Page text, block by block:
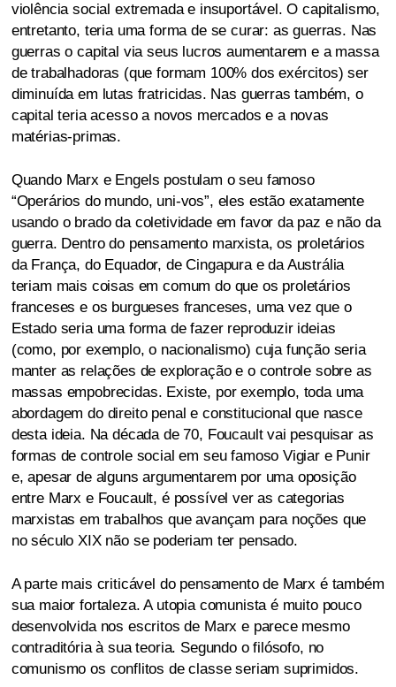
violência social extremada e insuportável. O capitalismo,
entretanto, teria uma forma de se curar: as guerras. Nas
guerras o capital via seus lucros aumentarem e a massa
de trabalhadoras (que formam 100% dos exércitos) ser
diminuída em lutas fratricidas. Nas guerras também, o
capital teria acesso a novos mercados e a novas
matérias-primas.
Quando Marx e Engels postulam o seu famoso
“Operários do mundo, uni-vos”, eles estão exatamente
usando o brado da coletividade em favor da paz e não da
guerra. Dentro do pensamento marxista, os proletários
da França, do Equador, de Cingapura e da Austrália
teriam mais coisas em comum do que os proletários
franceses e os burgueses franceses, uma vez que o
Estado seria uma forma de fazer reproduzir ideias
(como, por exemplo, o nacionalismo) cuja função seria
manter as relações de exploração e o controle sobre as
massas empobrecidas. Existe, por exemplo, toda uma
abordagem do direito penal e constitucional que nasce
desta ideia. Na década de 70, Foucault vai pesquisar as
formas de controle social em seu famoso Vigiar e Punir
e, apesar de alguns argumentarem por uma oposição
entre Marx e Foucault, é possível ver as categorias
marxistas em trabalhos que avançam para noções que
no século XIX não se poderiam ter pensado.
A parte mais criticável do pensamento de Marx é também
sua maior fortaleza. A utopia comunista é muito pouco
desenvolvida nos escritos de Marx e parece mesmo
contraditória à sua teoria. Segundo o filósofo, no
comunismo os conflitos de classe seriam suprimidos.